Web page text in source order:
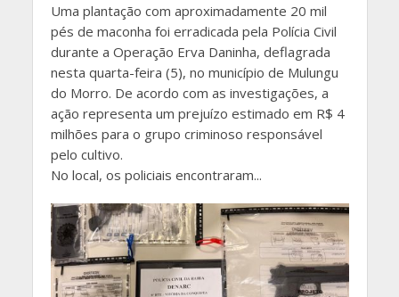
Uma plantação com aproximadamente 20 mil
pés de maconha foi erradicada pela Polícia Civil
durante a Operação Erva Daninha, deflagrada
nesta quarta-feira (5), no município de Mulungu
do Morro. De acordo com as investigações, a
ação representa um prejuízo estimado em R$ 4
milhões para o grupo criminoso responsável
pelo cultivo.
No local, os policiais encontraram...